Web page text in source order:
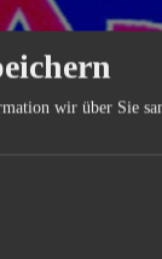
wir über Sie